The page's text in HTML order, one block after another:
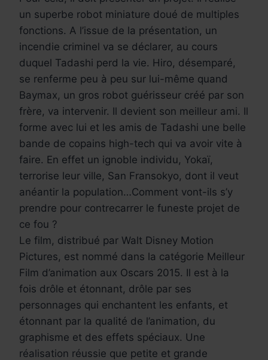
un superbe robot miniature doué de multiples
fonctions. A l’issue de la présentation, un
incendie criminel va se déclarer, au cours
duquel Tadashi perd la vie. Hiro, désemparé,
se renferme peu à peu sur lui-même quand
Baymax, un gros robot guérisseur créé par son
frère, va intervenir. Il devient son meilleur ami. Il
forme avec lui et les amis de Tadashi une belle
bande de copains high-tech qui va avoir vite à
faire. En effet un ignoble individu, Yokaï,
terrorise leur ville, San Fransokyo, dont il veut
anéantir la population…Comment vont-ils s’y
prendre pour contrecarrer le funeste projet de
ce fou ?
Le film, distribué par Walt Disney Motion
Pictures, est nommé dans la catégorie Meilleur
Film d’animation aux Oscars 2015. Il est à la
fois drôle et étonnant, drôle par ses
personnages qui enchantent les enfants, et
étonnant par la qualité de l’animation, du
graphisme et des effets spéciaux. Une
réalisation réussie que petite et grande